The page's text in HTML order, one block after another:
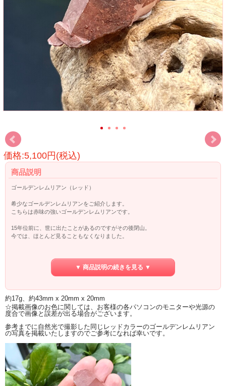
価格:5,100円(税込)
商品説明
ゴールデンレムリアン（レッド）
希少なゴールデンレムリアンをご紹介します。
こちらは赤味の強いゴールデンレムリアンです。
15年位前に、世に出たことがあるのですがその後閉山。
今では、ほとんど見ることもなくなりました。
マクラメ編みやワイヤーでペンダントにも出来る大きさです。
（レムリアンレッジ）に叡智・情報を託したと言われるクリスタルです。
意識をレムリアンシードに融合させるようにして、瞑想するのがお勧めです。
▼ 商品説明の続きを見る ▼
約17g、約43mm x 20mm x 20mm
☆掲載画像のお色に関しては、お客様の各パソコンのモニターや光源の
度合で画像と誤差が出る場合がございます。
参考までに自然光で撮影した同じレッドカラーのゴールデンレムリアン
の写真を掲載いたしますのでご参考になれば幸いです。